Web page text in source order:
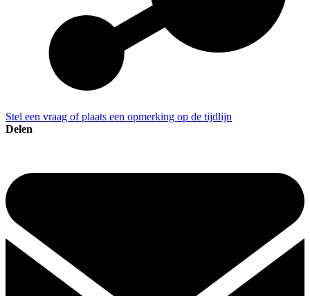
Stel een vraag of plaats een opmerking op de tijdlijn
Delen